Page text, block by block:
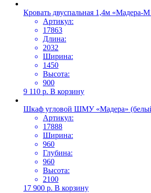
Кровать двуспальная 1,4м «Мадера-
Артикул:
17863
Длина:
2032
Ширина:
1450
Высота:
900
9 110 р. В корзину
Шкаф угловой ШМУ «Мадера»
Артикул:
17888
Ширина:
960
Глубина:
960
Высота:
2100
17 900 р. В корзину